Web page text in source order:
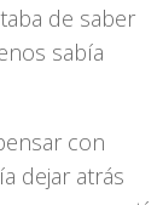
de saber
sabía
con
dejar atrás